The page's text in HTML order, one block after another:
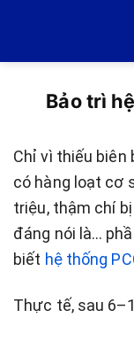
Bảo trì
Chỉ vì thiếu biên
có hàng loạt cơ
triệu, thậm chí
đáng nói là…
biết hệ thống
Thực tế, sau